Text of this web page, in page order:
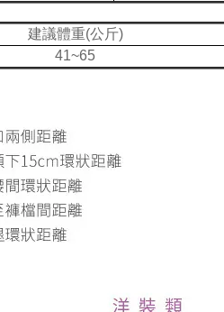
建議體重(公斤)
41~65